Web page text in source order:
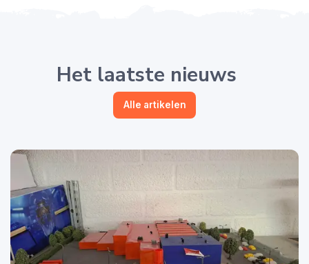
Het laatste nieuws
Alle artikelen